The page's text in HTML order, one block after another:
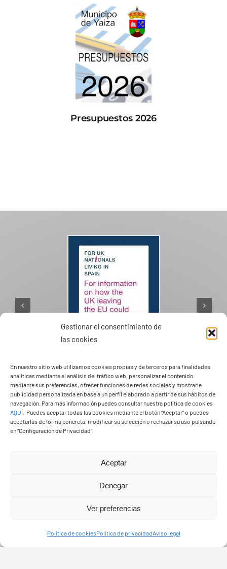
Gestionar el consentimiento de
las cookies
En nuestro sitio web utilizamos cookies propias y de terceros para finalidades
analíticas mediante el análisis del tráfico web, personalizar el contenido
mediante sus preferencias, ofrecer funciones de redes sociales y mostrarle
publicidad personalizada en base a un perfil elaborado a partir de sus hábitos de
navegación. Para más información puedes consultar nuestra política de cookies
AQUÍ
Puedes aceptar todas las cookies mediante el botón “Aceptar” o puedes
aceptarlas de forma concreta, modificar su selección o rechazar su uso pulsando
en “Configuración de Privacidad”.
Aceptar
Denegar
Ver preferencias
Política de cookiesPolítica de privacidadAviso legal
Presupuestos 2026
PASEOS EN CAMELLO